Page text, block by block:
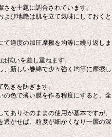
さを主題に調合されています。
よび地艶は肌を立て気味にしておくと
て適度の加圧摩擦を均等に繰り返しま
拭いを差し重ねます。
新しい巻綿で少々強く均等に摩擦し
乾きを防ぎます。
の色で薄い膜を作る程度にすると、全
てありそのままの使用が基本ですが、
透かせば、粒度が細かくなり一層の深